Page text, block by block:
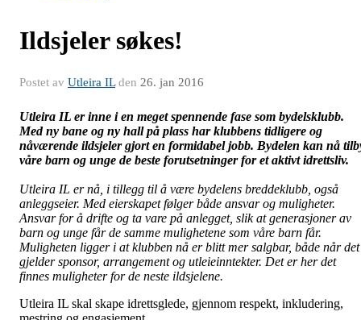
Ildsjeler søkes!
Postet av Utleira ILden 26. jan 2016
Utleira IL er inne i en meget spennende fase som bydelsklubb.
Med ny bane og ny hall på plass har klubbens tidligere og
nåværende ildsjeler gjort en formidabel jobb. Bydelen kan nå
våre barn og unge de beste forutsetninger for et aktivt idrettsliv.
Utleira IL er nå, i tillegg til å være bydelens breddeklubb, også
anleggseier. Med eierskapet følger både ansvar og muligheter.
Ansvar for å drifte og ta vare på anlegget, slik at generasjoner av
barn og unge får de samme mulighetene som våre barn får.
Muligheten ligger i at klubben nå er blitt mer salgbar, både når det
gjelder sponsor, arrangement og utleieinntekter. Det er her det
finnes muligheter for de neste ildsjelene.
Utleira IL skal skape idrettsglede, gjennom respekt, inkludering,